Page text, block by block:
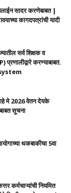
सादर करणेबाबत |
कागदपत्रांची यादी
सर्व शिक्षक व
प्रणालीद्वारे करण्याबाबत.
मे 2026 वेतन देयके
सूचना
थकबाकीचा 5वा
कर्मचाऱ्यांची नियमित